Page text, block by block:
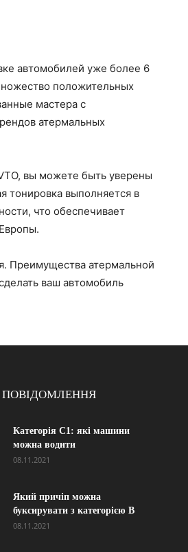
автомобилей уже более 6
положительных
мастера с
атермальных
вы можете быть уверены
тонировка выполняется в
что обеспечивает
Преимущества атермальной
ваш автомобиль
ПОВІДОМЛЕННЯ
Категорія С1: які машини
можна водити
08.11.2021
Який причіп можна
буксирувати з категорією В
08.11.2021